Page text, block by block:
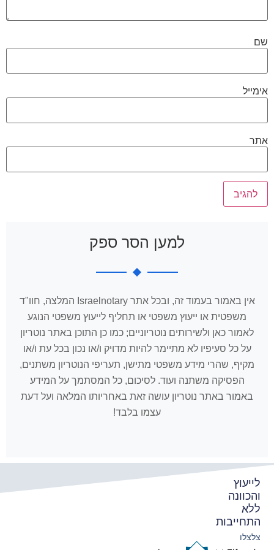
שם
אימייל
אתר
למען הסר ספק
אין באמור בעמוד זה, ובכל אתר Israelnotary המלצה, חוו"ד
משפטית או ייעוץ משפטי או תחליף לייעוץ משפטי הנוגע
לאמור כאן ולשירותים נוטריוניים; כמו כן התוכן באתר נוטריון
על כל סעיפיו לא מתיימר להיות מדויק ו/או נכון בכל עת ו/או
מקיף, שהרי מידע משפטי מתישן, תעריפי הנוטריון משתנים,
הפסיקה משתנה ועוד. לסיכום, כל המסתמך על המידע
באמור באתר נוטריון עושה זאת באחריותו המלאה ועל דעת
עצמו בלבד!
לייעוץ
והכוונה
ללא
התחייבות
צלצלו